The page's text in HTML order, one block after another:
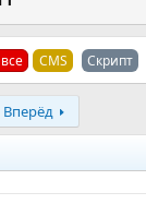
CMS Скрипт
Вперёд